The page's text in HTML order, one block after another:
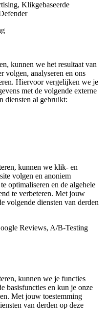
Klikgebaseerde
kunnen we het resultaat van
volgen, analyseren en ons
Hiervoor vergelijken we je
met de volgende externe
diensten al gebruikt:
kunnen we klik- en
volgen en anoniem
optimaliseren en de algehele
te verbeteren. Met jouw
volgende diensten van derden
Reviews, A/B-Testing
kunnen we je functies
basisfuncties en kun je onze
Met jouw toestemming
van derden op deze